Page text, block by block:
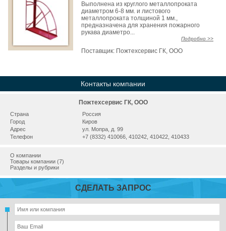
Выполнена из круглого металлопроката
диаметром 6-8 мм. и листового
металлопроката толщиной 1 мм.,
предназначена для хранения пожарного
рукава диаметро...
Подробно >>
Поставщик: Пожтехсервис ГК, ООО
Контакты компании
Пожтехсервис ГК, ООО
Страна
Россия
Город
Киров
Адрес
ул. Мопра, д. 99
Телефон
+7 (8332) 410066, 410242, 410422, 410433
О компании
Товары компании (7)
Разделы и рубрики
СДЕЛАТЬ ЗАПРОС